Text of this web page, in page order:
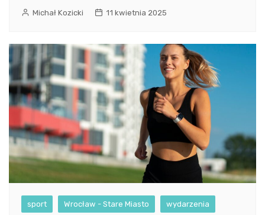
Michał Kozicki 11 kwietnia 2025
sport Wrocław - Stare Miasto wydarzenia